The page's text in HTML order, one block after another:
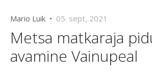
Mario Luik • 05. sept, 2021
Metsa matkaraja
avamine Vainupeal